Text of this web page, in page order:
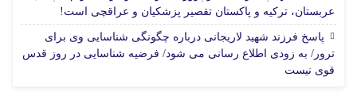
عربستان، ترکیه و پاکستان تقصیر پزشکیان و عراقچی است!
پاسخ فرزند شهید لاریجانی درباره چگونگی شناسایی وی برای
ترور/ به زودی اطلاع رسانی می شود/ فرضیه شناسایی در روز قدس
قوی نیست